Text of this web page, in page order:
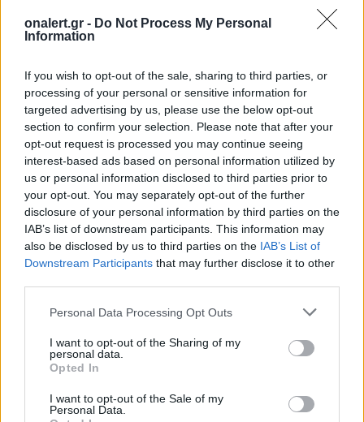
onalert.gr - Do Not Process My Personal
Information
If you wish to opt-out of the sale, sharing to third parties, or
processing of your personal or sensitive information for
targeted advertising by us, please use the below opt-out
section to confirm your selection. Please note that after your
opt-out request is processed you may continue seeing
interest-based ads based on personal information utilized by
us or personal information disclosed to third parties prior to
your opt-out. You may separately opt-out of the further
disclosure of your personal information by third parties on the
IAB’s list of downstream participants. This information may
also be disclosed by us to third parties on the IAB’s List of
Downstream Participants that may further disclose it to other
Personal Data Processing Opt Outs
I want to opt-out of the Sharing of my
personal data.
Opted In
I want to opt-out of the Sale of my
Personal Data.
Ακολουθήστε το onalert.gr στοGoogle
ΝΤΟΝΕΤΣΚ ΡΩΣΙΑ
ΡΩΣΟΙ ΣΤΡΑΤΙΩΤΕΣ
ΦΙΛΟΡΩΣΟΙ ΑΥΤΟΝΟΜΙΣΤΕΣ